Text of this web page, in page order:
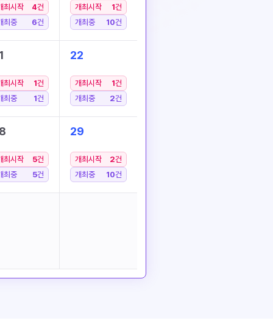
최시작 4건
최중
6건
개최시작 1건
개최중
10건
최시작 1건
최중
1건
22
개최시작 1건
개최중
2건
최시작 5건
최중
5건
29
개최시작 2건
개최중
10건